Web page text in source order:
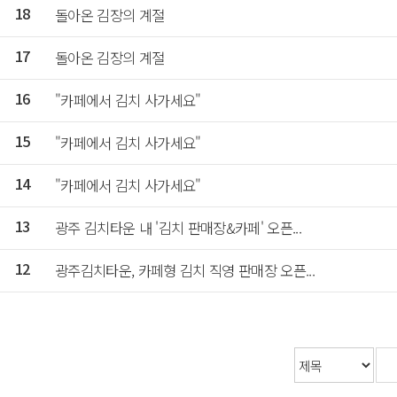
18 돌아온 김장의 계절
17 돌아온 김장의 계절
16 "카페에서 김치 사가세요"
15 "카페에서 김치 사가세요"
14 "카페에서 김치 사가세요"
13 광주 김치타운 내 '김치 판매장&카페' 오픈...
12 광주김치타운, 카페형 김치 직영 판매장 오픈...